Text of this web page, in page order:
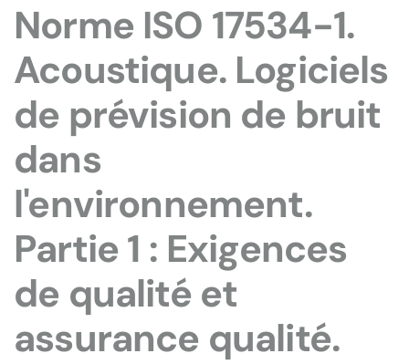
Norme ISO 17534-1.
Acoustique. Logiciels
de prévision de bruit
dans
l'environnement.
Partie 1 : Exigences
de qualité et
assurance qualité.